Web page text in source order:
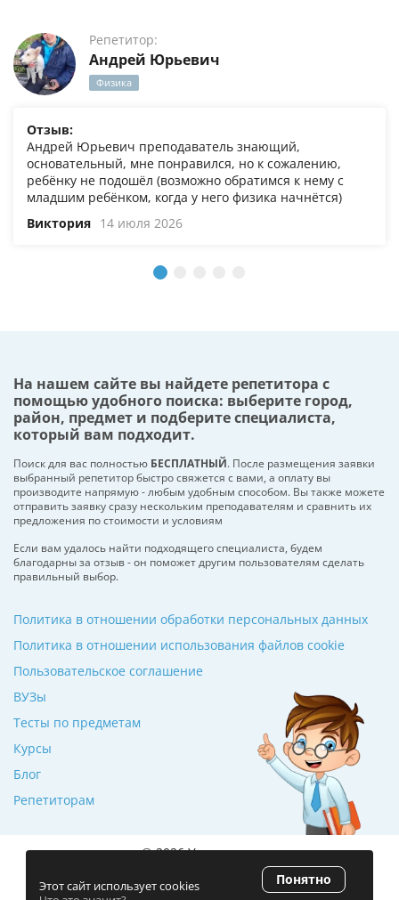
Репетитор:
Андрей Юрьевич
Физика
Отзыв:
Андрей Юрьевич преподаватель знающий,
основательный, мне понравился, но к сожалению,
ребёнку не подошёл (возможно обратимся к нему с
младшим ребёнком, когда у него физика начнётся)
Виктория 14 июля 2026
На нашем сайте вы найдете репетитора с
помощью удобного поиска: выберите город,
район, предмет и подберите специалиста,
который вам подходит.
Поиск для вас полностью БЕСПЛАТНЫЙ. После размещения заявки
выбранный репетитор быстро свяжется с вами, а оплату вы
производите напрямую - любым удобным способом. Вы также можете
отправить заявку сразу нескольким преподавателям и сравнить их
предложения по стоимости и условиям
Если вам удалось найти подходящего специалиста, будем
благодарны за отзыв - он поможет другим пользователям сделать
правильный выбор.
ВУЗы
Тесты по предметам
Курсы
Блог
Репетиторам
Политика в отношении обработки персональных данных
Политика в отношении использования файлов cookie
Пользовательское соглашение
© 2026 Училкин.ru
Рейтинг 5.0
(120 отзывов)
Этот сайт использует cookies
Понятно